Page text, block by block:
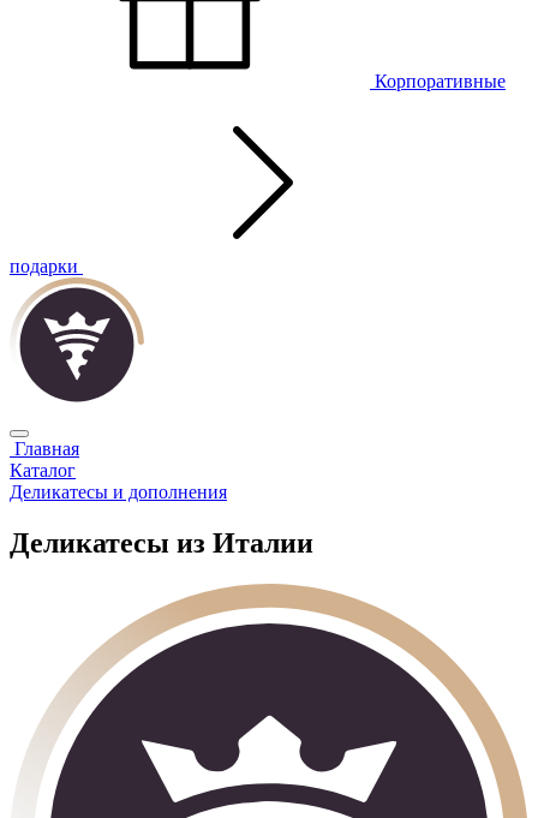
Корпоративные
подарки
Главная
Каталог
Деликатесы и дополнения
Деликатесы из Италии